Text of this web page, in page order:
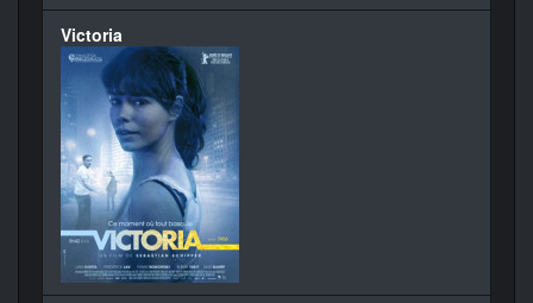
Victoria